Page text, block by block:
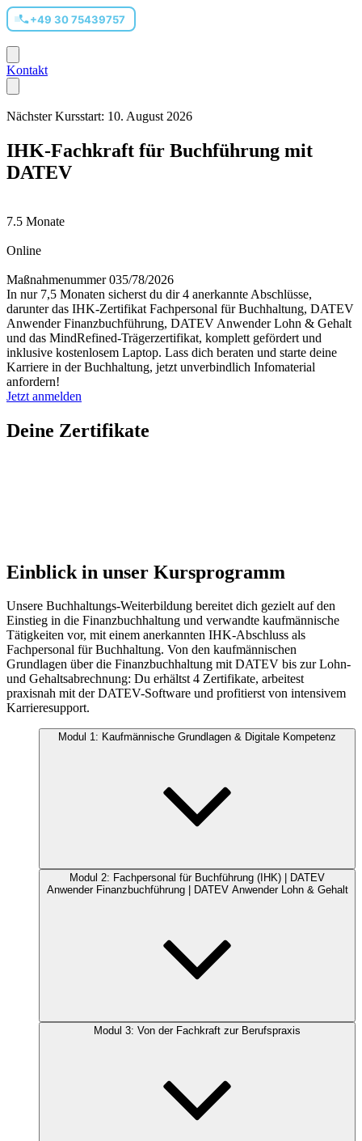
+49 30 75439757
Kontakt
Nächster Kursstart: 10. August 2026
IHK-Fachkraft für Buchführung mit
DATEV
7.5 Monate
Online
Maßnahmenummer 035/78/2026
In nur 7,5 Monaten sicherst du dir 4 anerkannte Abschlüsse,
darunter das IHK-Zertifikat Fachpersonal für Buchhaltung, DATEV
Anwender Finanzbuchführung, DATEV Anwender Lohn & Gehalt
und das MindRefined-Trägerzertifikat, komplett gefördert und
inklusive kostenlosem Laptop. Lass dich beraten und starte deine
Karriere in der Buchhaltung, jetzt unverbindlich Infomaterial
anfordern!
Jetzt anmelden
Deine Zertifikate
Einblick in unser Kursprogramm
Unsere Buchhaltungs-Weiterbildung bereitet dich gezielt auf den
Einstieg in die Finanzbuchhaltung und verwandte kaufmännische
Tätigkeiten vor, mit einem anerkannten IHK-Abschluss als
Fachpersonal für Buchhaltung. Von den kaufmännischen
Grundlagen über die Finanzbuchhaltung mit DATEV bis zur Lohn-
und Gehaltsabrechnung: Du erhältst 4 Zertifikate, arbeitest
praxisnah mit der DATEV-Software und profitierst von intensivem
Karrieresupport.
Modul 1: Kaufmännische Grundlagen & Digitale Kompetenz
Modul 2: Fachpersonal für Buchführung (IHK) | DATEV
Anwender Finanzbuchführung | DATEV Anwender Lohn & Gehalt
Modul 3: Von der Fachkraft zur Berufspraxis